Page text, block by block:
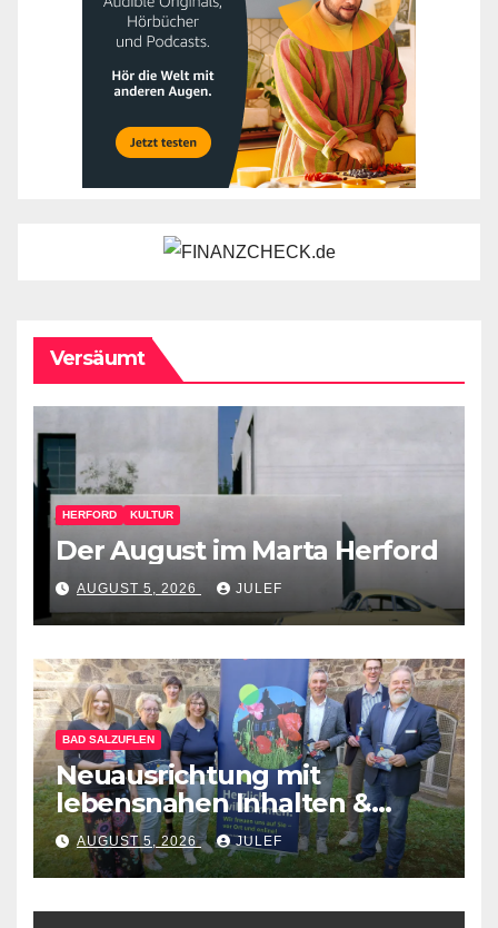
Versäumt
HERFORD KULTUR
Der August im Marta Herford
AUGUST 5, 2026 JULEF
BAD SALZUFLEN
Neuausrichtung mit
lebensnahen Inhalten &
diversen Mitmachformaten –
vhs Bad Salzuflen stellt
neues Herbst-&
Winterprogramm vor
AUGUST 5, 2026 JULEF